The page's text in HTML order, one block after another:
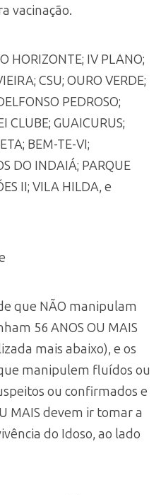
vacinação.
HORIZONTE; IV PLANO;
CSU; OURO VERDE;
PEDROSO;
CLUBE; GUAICURUS;
BEM-TE-VI;
DO INDAIÁ; PARQUE
II; VILA HILDA, e
que NÃO manipulam
56 ANOS OU MAIS
mais abaixo), e os
manipulem fluídos ou
ou confirmados e
MAIS devem ir tomar a
do Idoso, ao lado